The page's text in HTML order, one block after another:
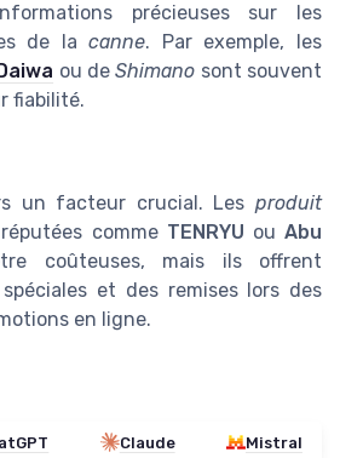
précieuses sur les
de lacanne. Par exemple, les
Daiwa ou deShimano sont souvent
fiabilité.
un facteur crucial. Les produit
comme TENRYU ouAbu
coûteuses, mais ils offrent
et des remises lors des
en ligne.
Claude Mistral